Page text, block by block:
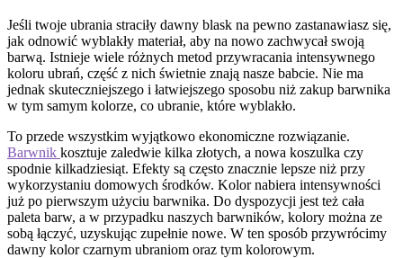
Jeśli twoje ubrania straciły dawny blask na pewno zastanawiasz się,
jak odnowić wyblakły materiał, aby na nowo zachwycał swoją
barwą. Istnieje wiele różnych metod przywracania intensywnego
koloru ubrań, część z nich świetnie znają nasze babcie. Nie ma
jednak skuteczniejszego i łatwiejszego sposobu niż zakup barwnika
w tym samym kolorze, co ubranie, które wyblakło.
To przede wszystkim wyjątkowo ekonomiczne rozwiązanie.
Barwnik kosztuje zaledwie kilka złotych, a nowa koszulka czy
spodnie kilkadziesiąt. Efekty są często znacznie lepsze niż przy
wykorzystaniu domowych środków. Kolor nabiera intensywności
już po pierwszym użyciu barwnika. Do dyspozycji jest też cała
paleta barw, a w przypadku naszych barwników, kolory można ze
sobą łączyć, uzyskując zupełnie nowe. W ten sposób przywrócimy
dawny kolor czarnym ubraniom oraz tym kolorowym.